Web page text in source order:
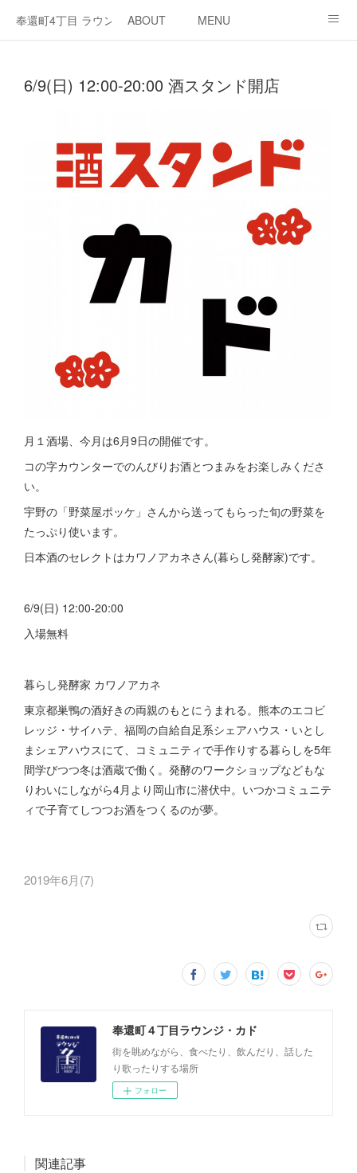
奉還町4丁目 ラウンジ・カド
ABOUT MENU
6/9(日) 12:00-20:00 酒スタンド開店
月１酒場、今月は6月9日の開催です。
コの字カウンターでのんびりお酒とつまみをお楽しみくださ
い。
宇野の「野菜屋ポッケ」さんから送ってもらった旬の野菜を
たっぷり使います。
日本酒のセレクトはカワノアカネさん(暮らし発酵家)です。
6/9(日) 12:00-20:00
入場無料
暮らし発酵家 カワノアカネ
東京都巣鴨の酒好きの両親のもとにうまれる。熊本のエコビ
レッジ・サイハテ、福岡の自給自足系シェアハウス・いとし
まシェアハウスにて、コミュニティで手作りする暮らしを5年
間学びつつ冬は酒蔵で働く。発酵のワークショップなどもな
りわいにしながら4月より岡山市に潜伏中。いつかコミュニテ
ィで子育てしつつお酒をつくるのが夢。
2019年6月(7)
奉還町４丁目ラウンジ・カド
街を眺めながら、食べたり、飲んだり、話した
り歌ったりする場所
フォロー
関連記事